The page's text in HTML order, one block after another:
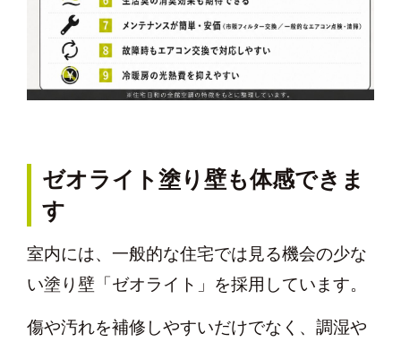
ゼオライト塗り壁も体感できま
す
室内には、一般的な住宅では見る機会の少な
い塗り壁「ゼオライト」を採用しています。
傷や汚れを補修しやすいだけでなく、調湿や